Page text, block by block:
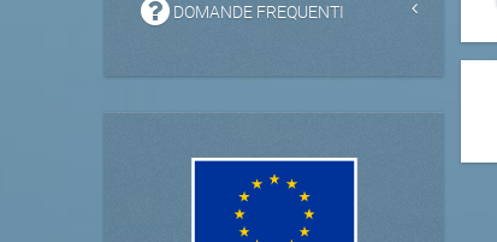
DOMANDE FREQUENTI